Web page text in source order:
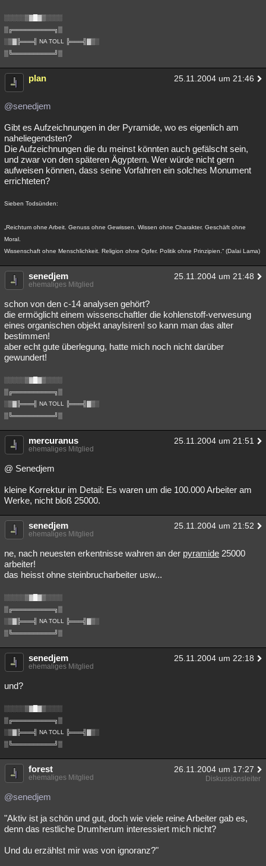
░░░░░▒▓█▓▒░░░░
▒╔══════════╗▒
░▒▓╠═══╣ NA TOLL ╠═══╣▓▒░
▒╚══════════╝▒
plan 25.11.2004 um 21:46
@senedjem
Gibt es Aufzeichnungen in der Pyramide, wo es eigenlich am
naheliegendsten?
Die Aufzeichnungen die du meinst könnten auch gefälscht sein,
und zwar von den späteren Ägyptern. Wer würde nicht gern
aufweisen können, dass seine Vorfahren ein solches Monument
errichteten?
Sieben Todsünden:
„Reichtum ohne Arbeit. Genuss ohne Gewissen. Wissen ohne Charakter. Geschäft ohne
Moral.
Wissenschaft ohne Menschlichkeit. Religion ohne Opfer. Politik ohne Prinzipien.“ (Dalai Lama)
senedjem 25.11.2004 um 21:48
ehemaliges Mitglied
schon von den c-14 analysen gehört?
die ermöglicht einem wissenschaftler die kohlenstoff-verwesung
eines organischen objekt anaylsiren! so kann man das alter
bestimmen!
aber echt gute überlegung, hatte mich noch nicht darüber
gewundert!
░░░░░▒▓█▓▒░░░░
▒╔══════════╗▒
░▒▓╠═══╣ NA TOLL ╠═══╣▓▒░
▒╚══════════╝▒
mercuranus 25.11.2004 um 21:51
ehemaliges Mitglied
@ Senedjem
kleine Korrektur im Detail: Es waren um die 100.000 Arbeiter am
Werke, nicht bloß 25000.
senedjem 25.11.2004 um 21:52
ehemaliges Mitglied
ne, nach neuesten erkentnisse wahren an der pyramide 25000
arbeiter!
das heisst ohne steinbrucharbeiter usw...
░░░░░▒▓█▓▒░░░░
▒╔══════════╗▒
░▒▓╠═══╣ NA TOLL ╠═══╣▓▒░
▒╚══════════╝▒
senedjem 25.11.2004 um 22:18
ehemaliges Mitglied
und?
░░░░░▒▓█▓▒░░░░
▒╔══════════╗▒
░▒▓╠═══╣ NA TOLL ╠═══╣▓▒░
▒╚══════════╝▒
forest 26.11.2004 um 17:27
ehemaliges Mitglied Diskussionsleiter
@senedjem
"Aktiv ist ja schön und gut, doch wie viele reine Arbeiter gab es,
denn das restliche Drumherum interessiert mich nicht?
Und du erzählst mir was von ignoranz?"